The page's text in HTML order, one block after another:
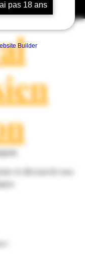
pas 18 ans
Builder
et découvrir nos